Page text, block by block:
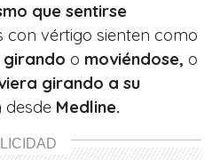
que sentirse
con vértigo sienten como
girando o moviéndose, o
girando a su
desde Medline.